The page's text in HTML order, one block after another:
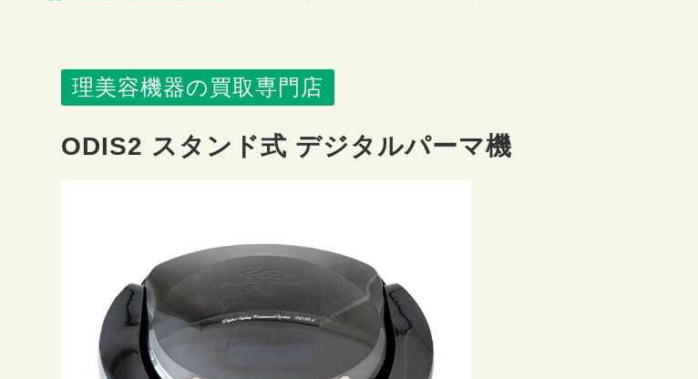
理美容機器の買取専門店
ODIS2 スタンド式 デジタルパーマ機